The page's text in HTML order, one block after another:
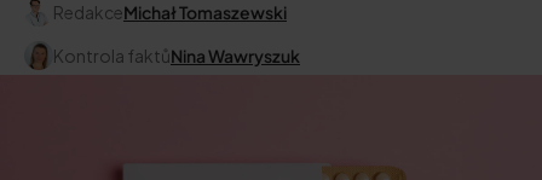
RedakceMichał Tomaszewski
Kontrola faktůNina Wawryszuk